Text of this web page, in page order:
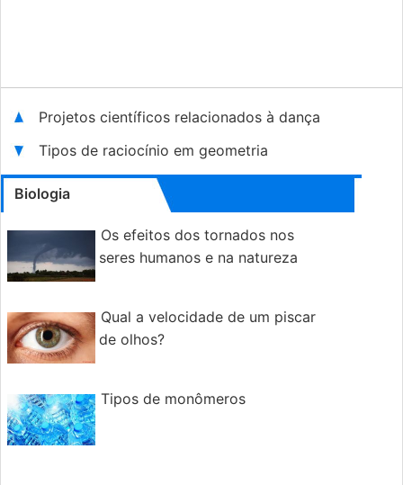
Projetos científicos relacionados à dança
Tipos de raciocínio em geometria
Biologia
Os efeitos dos tornados nos
seres humanos e na natureza
Qual a velocidade de um piscar
de olhos?
Tipos de monômeros